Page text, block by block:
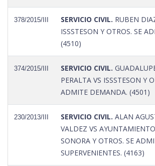
378/2015/III SERVICIO CIVIL. RUBEN
ISSSTESON Y OTROS. SE
(4510)
374/2015/III SERVICIO CIVIL.
PERALTA VS ISSSTESON Y
ADMITE DEMANDA. (4501)
230/2013/III SERVICIO CIVIL. ALAN
VALDEZ VS
SONORA Y OTROS. SE
SUPERVENIENTES. (4163)